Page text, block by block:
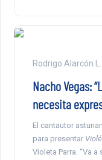
Rodrigo Alarcón L.
Nacho Vegas:
necesita
El cantautor
para presentar
Violeta Parra. “Va